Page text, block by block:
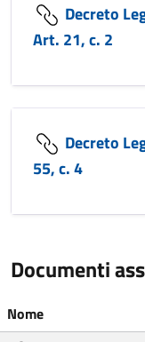
Decreto
Art. 21, c. 2
Decreto
55, c. 4
Documenti
Nome